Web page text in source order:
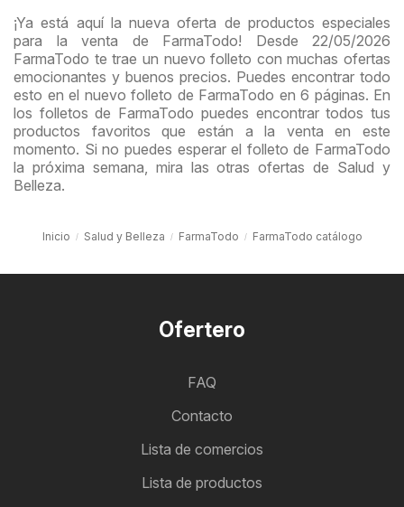
¡Ya está aquí la nueva oferta de productos especiales
para la venta de FarmaTodo! Desde 22/05/2026
FarmaTodo te trae un nuevo folleto con muchas ofertas
emocionantes y buenos precios. Puedes encontrar todo
esto en el nuevo folleto de FarmaTodo en 6 páginas. En
los folletos de FarmaTodo puedes encontrar todos tus
productos favoritos que están a la venta en este
momento. Si no puedes esperar el folleto de FarmaTodo
la próxima semana, mira las otras ofertas de Salud y
Belleza.
Inicio Salud y Belleza FarmaTodo FarmaTodo catálogo
Ofertero
FAQ
Contacto
Lista de comercios
Lista de productos